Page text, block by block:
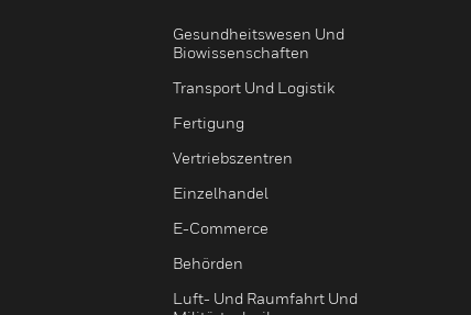
Gesundheitswesen Und
Biowissenschaften
Transport Und Logistik
Fertigung
Vertriebszentren
Einzelhandel
E-Commerce
Behörden
Luft- Und Raumfahrt Und